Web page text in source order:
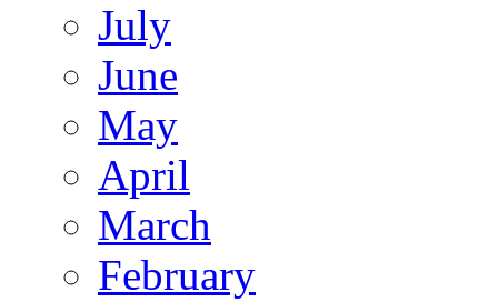
July
June
May
April
March
February